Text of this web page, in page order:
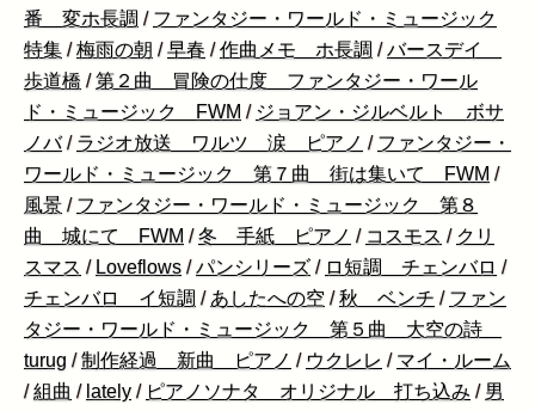
番 変ホ長調 / ファンタジー・ワールド・ミュージック
特集 /梅雨の朝 /早春 /作曲メモ ホ長調 /バースデイ
歩道橋 /第２曲 冒険の仕度 ファンタジー・ワール
ド・ミュージック FWM / ジョアン・ジルベルト ボサ
ノバ / ラジオ放送 ワルツ 涙 ピアノ / ファンタジー・
ワールド・ミュージック 第７曲 街は集いて FWM /
風景 / ファンタジー・ワールド・ミュージック 第８
曲 城にて FWM /冬 手紙 ピアノ / コスモス / クリ
スマス / Loveflows /パンシリーズ / ロ短調 チェンバロ /
チェンバロ イ短調 / あしたへの空 /秋 ベンチ / ファン
タジー・ワールド・ミュージック 第５曲 大空の詩
turug /制作経過 新曲 ピアノ / ウクレレ / マイ・ルーム
/組曲 / lately / ピアノソナタ オリジナル 打ち込み / 男